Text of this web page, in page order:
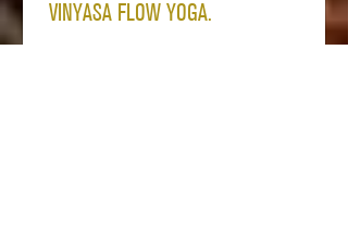
VINYASA FLOW YOGA.